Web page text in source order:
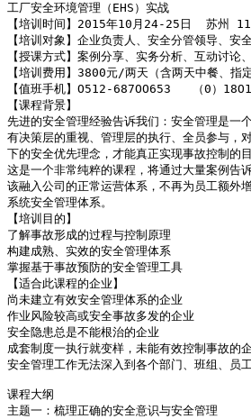
工厂安全环境管理（EHS）实战
【培训时间】2015年10月24-25日  苏州
【培训对象】企业负责人、安全分管领导、安
【授课方式】案例分享、实务分析、互动讨论
【培训费用】3800元/两天（含两天中餐、指
【值班手机】O512-687OO653   （0）
【课程背景】
先进的安全管理经验告诉我们：安全管理是一
有决策层的重视、管理层的执行、全员参与，
下的安全优先理念，才能真正实现事故控制的目
这是一个非常纯粹的课程，将通过大量案例告
该融入公司的正常运营体系，不再为员工额外
系统安全管理体系。
【培训目的】
了解事故形成的过程与控制原理
构建成熟、实效的安全管理体系
掌握基于事故预防的安全管理工具
【适合此课程的企业】
尚未建立有效安全管理体系的企业
作业风险较高或安全事故多发的企业
安全隐患总是不能根治的企业
成套制度一执行就变样，未能有效控制事故的
安全管理工作无法深入到各个部门、班组、员
课程大纲
主题一：梳理正确的安全意识与安全管理